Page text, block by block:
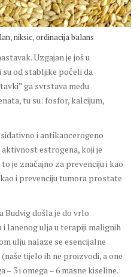
lan,niksic,ordinacija balans
Uzgajan je još u
od stabljike počeli da
ga svrstava među
tu su: fosfor, kalcijum,
i antikancerogeno
aktivnost estrogena, koji je
je značajno za prevenciju i kao
i prevenciju tumora prostate
Budvig došla je do vrlo
i lanenog ulja u terapiji malignih
ulju nalaze se esencijalne
tijelo ih ne proizvodi, a one
– 3 i omega – 6 masne kiseline.